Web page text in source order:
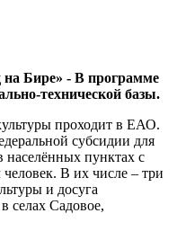
Бире» - В программе
технической базы.
проходит в ЕАО.
субсидии для
населённых пунктах с
В их числе – три
и досуга
селах Садовое,